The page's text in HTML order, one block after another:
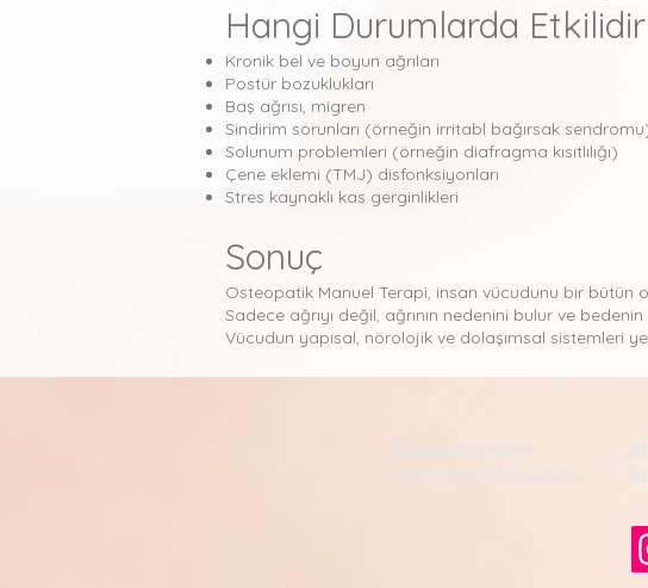
Hangi Durumlarda
Kronik bel ve boyun ağrıları
Postür bozuklukları
Baş ağrısı, migren
Sindirim sorunları (örneğin irritabl bağırsak
Solunum problemleri (örneğin diafragma kısıtlılığı)
Çene eklemi (TMJ) disfonksiyonları
Stres kaynaklı kas gerginlikleri
Sonuç
Osteopatik Manuel Terapi, insan vücudunu bir bütün
Sadece ağrıyı değil, ağrının nedenini bulur ve
Vücudun yapısal, nörolojik ve dolaşımsal sistemleri